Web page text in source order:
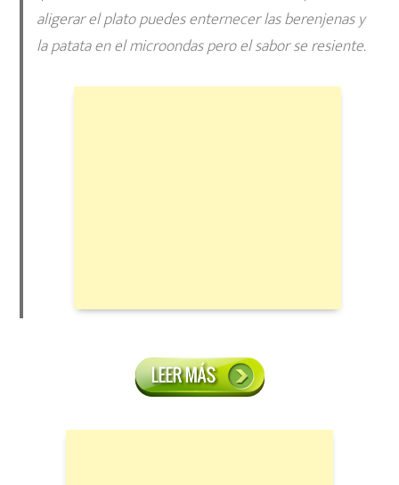
aligerar el plato puedes enternecer las berenjenas y
la patata en el microondas pero el sabor se resiente.